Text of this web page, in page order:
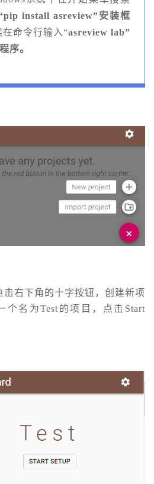
install asreview”安装框
命令行输入“asreview lab”
序。
击右下角的十字按钮，创建新项
个名为Test的项目，点击Start